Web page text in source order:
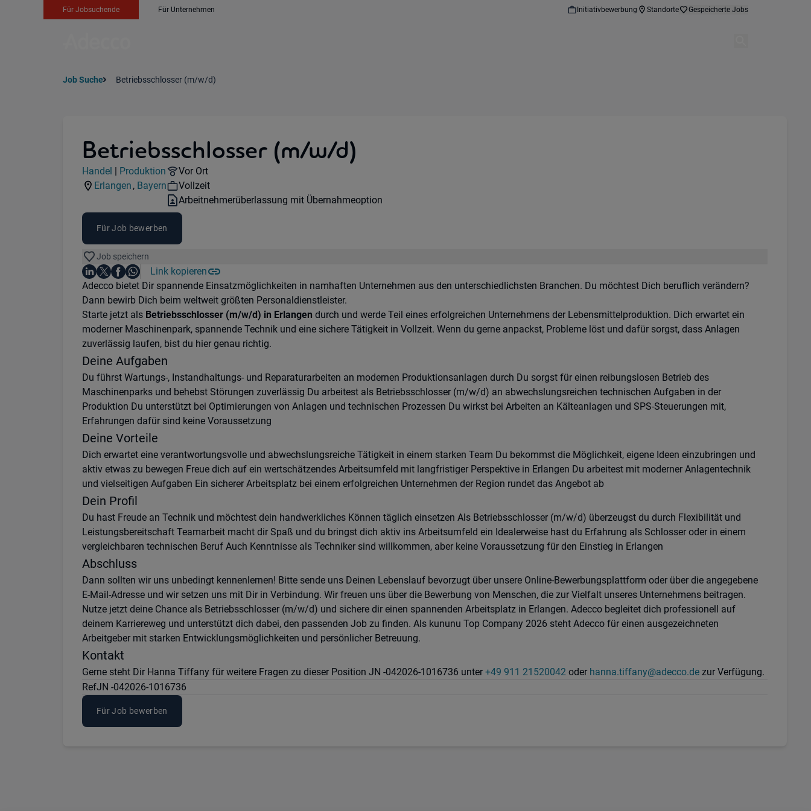
Für Jobsuchende Für Unternehmen Initiativbewerbung Standorte Gespeicherte Jobs
Job Suche Betriebsschlosser (m/w/d)
Betriebsschlosser (m/w/d)
Jobdetails
Kategorie:
Handel |
Industry:
Produktion
Standorte:
Erlangen ,
Region:
Bayern
Remote Option:
Vor Ort
Workhours:
Vollzeit
Vertragsart:
Arbeitnehmerüberlassung mit Übernahmeoption
Für Job bewerben
Job speichern
Teile diesen Job
Auf LinkedIn teilen
Auf X teilen
Auf Facebook teilen
Auf WhatsApp teilen
Link kopieren
Einleitung
Adecco bietet Dir spannende Einsatzmöglichkeiten in namhaften Unternehmen aus den unterschiedlichsten Branchen. Du möchtest Dich beruflich verändern?
Dann bewirb Dich beim weltweit größten Personaldienstleister.
Starte jetzt als Betriebsschlosser (m/w/d) in Erlangen durch und werde Teil eines erfolgreichen Unternehmens der Lebensmittelproduktion. Dich erwartet ein
moderner Maschinenpark, spannende Technik und eine sichere Tätigkeit in Vollzeit. Wenn du gerne anpackst, Probleme löst und dafür sorgst, dass Anlagen
zuverlässig laufen, bist du hier genau richtig.
Deine Aufgaben
Du führst Wartungs-, Instandhaltungs- und Reparaturarbeiten an modernen Produktionsanlagen durch Du sorgst für einen reibungslosen Betrieb des
Maschinenparks und behebst Störungen zuverlässig Du arbeitest als Betriebsschlosser (m/w/d) an abwechslungsreichen technischen Aufgaben in der
Produktion Du unterstützt bei Optimierungen von Anlagen und technischen Prozessen Du wirkst bei Arbeiten an Kälteanlagen und SPS-Steuerungen mit,
Erfahrungen dafür sind keine Voraussetzung
Deine Vorteile
Dich erwartet eine verantwortungsvolle und abwechslungsreiche Tätigkeit in einem starken Team Du bekommst die Möglichkeit, eigene Ideen einzubringen und
aktiv etwas zu bewegen Freue dich auf ein wertschätzendes Arbeitsumfeld mit langfristiger Perspektive in Erlangen Du arbeitest mit moderner Anlagentechnik
und vielseitigen Aufgaben Ein sicherer Arbeitsplatz bei einem erfolgreichen Unternehmen der Region rundet das Angebot ab
Dein Profil
Du hast Freude an Technik und möchtest dein handwerkliches Können täglich einsetzen Als Betriebsschlosser (m/w/d) überzeugst du durch Flexibilität und
Leistungsbereitschaft Teamarbeit macht dir Spaß und du bringst dich aktiv ins Arbeitsumfeld ein Idealerweise hast du Erfahrung als Schlosser oder in einem
vergleichbaren technischen Beruf Auch Kenntnisse als Techniker sind willkommen, aber keine Voraussetzung für den Einstieg in Erlangen
Abschluss
Dann sollten wir uns unbedingt kennenlernen! Bitte sende uns Deinen Lebenslauf bevorzugt über unsere Online-Bewerbungsplattform oder über die angegebene
E-Mail-Adresse und wir setzen uns mit Dir in Verbindung. Wir freuen uns über die Bewerbung von Menschen, die zur Vielfalt unseres Unternehmens beitragen.
Nutze jetzt deine Chance als Betriebsschlosser (m/w/d) und sichere dir einen spannenden Arbeitsplatz in Erlangen. Adecco begleitet dich professionell auf
deinem Karriereweg und unterstützt dich dabei, den passenden Job zu finden. Als kununu Top Company 2026 steht Adecco für einen ausgezeichneten
Arbeitgeber mit starken Entwicklungsmöglichkeiten und persönlicher Betreuung.
Kontakt
Gerne steht Dir Hanna Tiffany für weitere Fragen zu dieser Position JN -042026-1016736 unter +49 911 21520042 oder hanna.tiffany@adecco.de zur Verfügung.
RefJN -042026-1016736
Für Job bewerben